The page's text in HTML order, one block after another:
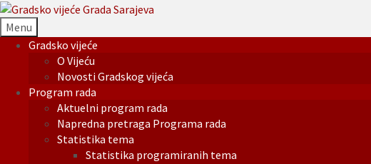
Menu
Gradsko vijeće
O Vijeću
Novosti Gradskog vijeća
Program rada
Aktuelni program rada
Napredna pretraga Programa rada
Statistika tema
Statistika programiranih tema